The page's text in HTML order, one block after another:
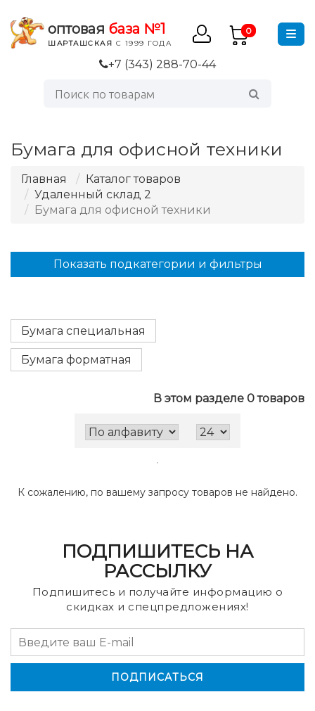
оптовая база №1
ШАРТАШСКАЯ С 1999 ГОДА
0
+7 (343) 288-70-44
Бумага для офисной техники
Главная
Каталог товаров
Удаленный склад 2
Бумага для офисной техники
Бумага специальная
Бумага форматная
В этом разделе 0 товаров
К сожалению, по вашему запросу товаров не найдено.
Показать подкатегории и фильтры
ПОДПИШИТЕСЬ НА
РАССЫЛКУ
Подпишитесь и получайте информацию о
скидках и спецпредложениях!